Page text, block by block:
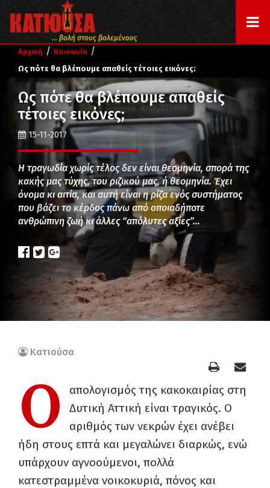
... βολή στους βολεμένους
Αρχική / Κοινωνία /
Ως πότε θα βλέπουμε απαθείς τέτοιες εικόνες;
Ως πότε θα βλέπουμε απαθείς
τέτοιες εικόνες;
15-11-2017
Η τραγωδία χωρίς τέλος δεν είναι θεομηνία, σπορά της
κακής μας τύχης, του ριζικού μας, ή θεομηνία. Έχει
όνομα κι αιτία, και αυτή είναι η ρίζα ενός συστήματος
που βάζει το κέρδος πάνω από οποιαδήποτε
ανθρώπινη ζωή κι άλλες “απόλυτες αξίες”…
Κατιούσα
Ο
απολογισμός της κακοκαιρίας στη
Δυτική Αττική είναι τραγικός. Ο
αριθμός των νεκρών έχει ανέβει
ήδη στους επτά και μεγαλώνει διαρκώς, ενώ
υπάρχουν αγνοούμενοι, πολλά
κατεστραμμένα νοικοκυριά, πόνος και